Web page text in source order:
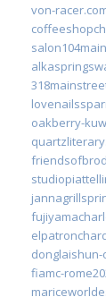
von-
oakberry-
donglaishun-
fiamc-